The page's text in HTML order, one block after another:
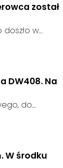
został
w
DW408. Na
do
nr
W środku